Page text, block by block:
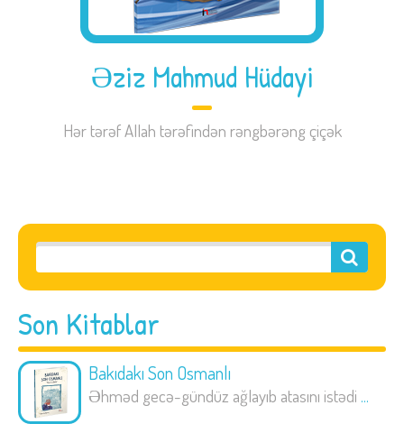
Son Kitablar
Bakıdakı Son Osmanlı
Əhməd gecə-gündüz ağlayıb atasını istədi ...
Əziz Mahmud Hüdayi
Hər tərəf Allah tərəfindən rəngbərəng çiçək